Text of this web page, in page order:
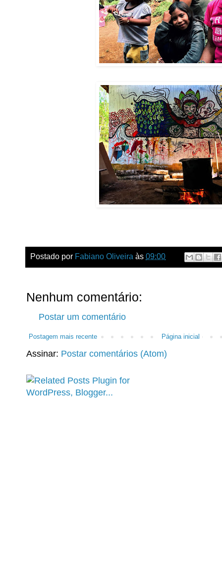
Postado por Fabiano Oliveira às 09:00
Nenhum comentário:
Postar um comentário
Postagem mais recente Página inicial
Assinar: Postar comentários (Atom)